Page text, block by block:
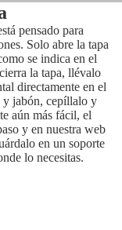
pensado para
Solo abre la tapa
se indica en el
la tapa, llévalo
directamente en el
y jabón, cepíllalo y
aún más fácil, el
y en nuestra web
en un soporte
lo necesitas.